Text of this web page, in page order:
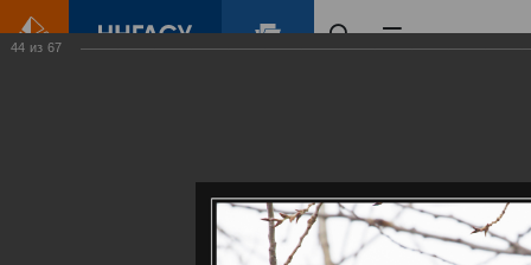
Фотогалерея
44 из 67